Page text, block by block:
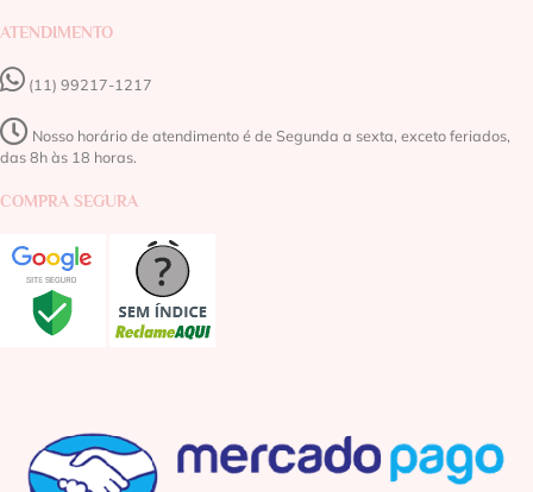
ATENDIMENTO
(11) 99217-1217‬
Nosso horário de atendimento é de Segunda a sexta, exceto feriados,
das 8h às 18 horas.
COMPRA SEGURA